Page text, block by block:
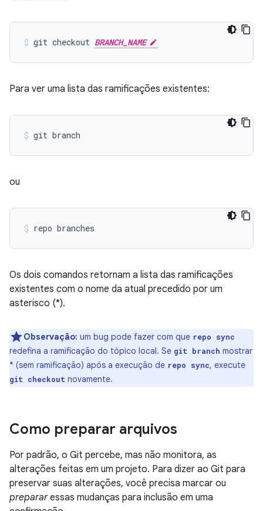
git checkout BRANCH_NAME
Para ver uma lista das ramificações existentes:
ou
Os dois comandos retornam a lista das ramificações
existentes com o nome da atual precedido por um
asterisco (*).
Observação: um bug pode fazer com que repo sync
redefina a ramificação do tópico local. Se git branch mostrar
* (sem ramificação) após a execução de repo sync, execute
git checkout novamente.
Como preparar arquivos
Por padrão, o Git percebe, mas não monitora, as
alterações feitas em um projeto. Para dizer ao Git para
preservar suas alterações, você precisa marcar ou
prepararessas mudanças para inclusão em uma